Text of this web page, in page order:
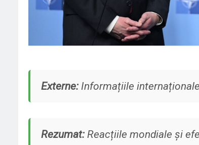
Externe:Informațiile
Rezumat:Reacțiile mondiale și